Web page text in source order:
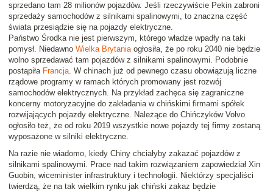
sprzedano tam 28 milionów pojazdów. Jeśli rzeczywiście Pekin zabroni
sprzedaży samochodów z silnikami spalinowymi, to znaczna część
świata przesiądzie się na pojazdy elektryczne.
Państwo Środka nie jest pierwszym, którego władze wpadły na taki
pomysł. Niedawno Wielka Brytaniaogłosiła, że po roku 2040 nie będzie
wolno sprzedawać tam pojazdów z silnikami spalinowymi. Podobnie
postąpiła Francja. W chinach już od pewnego czasu obowiązują liczne
rządowe programy w ramach których promowany jest rozwój
samochodów elektrycznych. Na przykład zachęca się zagraniczne
koncerny motoryzacyjne do zakładania w chińskimi firmami spółek
rozwijających pojazdy elektryczne. Należące do Chińczyków Volvo
ogłosiło też, że od roku 2019 wszystkie nowe pojazdy tej firmy zostaną
wyposażone w silniki elektryczne.
Na razie nie wiadomo, kiedy Chiny chciałyby zakazać pojazdów z
silnikami spalinowymi. Prace nad takim rozwiązaniem zapowiedział Xin
Guobin, wiceminister infrastruktury i technologii. Niektórzy specjaliści
twierdzą, że na tak wielkim rynku jak chiński zakaz będzie